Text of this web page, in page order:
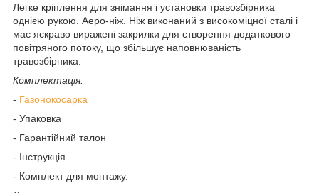
Легке кріплення для знімання і установки травозбірника
однією рукою. Аеро-ніж. Ніж виконаний з високоміцної сталі і
має яскраво виражені закрилки для створення додаткового
повітряного потоку, що збільшує наповнюваність
травозбірника.
Комплектація:
- Газонокосарка
- Упаковка
- Гарантійний талон
- Інструкція
- Комплект для монтажу.